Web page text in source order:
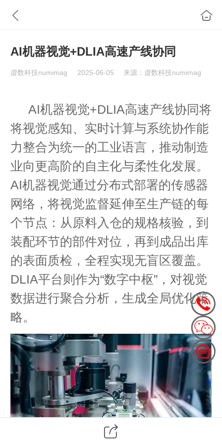
AI机器视觉+DLIA高速产线协同
虚数科技numimag 2025-06-05 来源：虚数科技numimag
AI机器视觉+DLIA高速产线协同将
将视觉感知、实时计算与系统协作能
力整合为统一的工业语言，推动制造
业向更高阶的自主化与柔性化发展。
AI机器视觉通过分布式部署的传感器
网络，将视觉监督延伸至生产链的每
个节点：从原料入仓的规格核验，到
装配环节的部件对位，再到成品出库
的表面质检，全程实现无盲区覆盖。
DLIA平台则作为“数字中枢”，对视觉
数据进行聚合分析，生成全局优化策
略。